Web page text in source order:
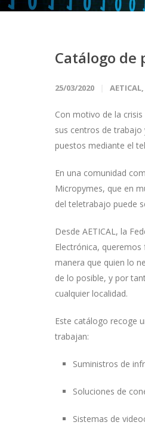
Catálogo de
25/03/2020 AETICAL,
Con motivo de la
sus centros de
puestos mediante el
En una comunidad
Micropymes, que en
del teletrabajo puede
Desde AETICAL, la
Electrónica,
manera que quien lo
de lo posible, y por
cualquier localidad.
Este catálogo recoge
trabajan:
Suministros de
Soluciones de
Sistemas de